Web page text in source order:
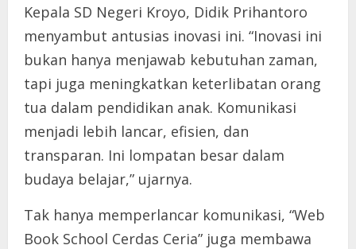
Kepala SD Negeri Kroyo, Didik Prihantoro
menyambut antusias inovasi ini. “Inovasi ini
bukan hanya menjawab kebutuhan zaman,
tapi juga meningkatkan keterlibatan orang
tua dalam pendidikan anak. Komunikasi
menjadi lebih lancar, efisien, dan
transparan. Ini lompatan besar dalam
budaya belajar,” ujarnya.
Tak hanya memperlancar komunikasi, “Web
Book School Cerdas Ceria” juga membawa